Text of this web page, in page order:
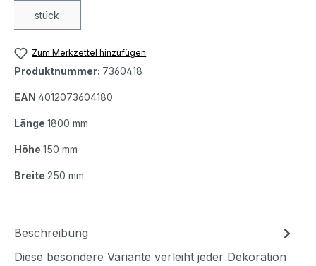
stück
Zum Merkzettel hinzufügen
Produktnummer: 7360418
EAN 4012073604180
Länge 1800 mm
Höhe 150 mm
Breite 250 mm
Beschreibung
Diese besondere Variante verleiht jeder Dekoration